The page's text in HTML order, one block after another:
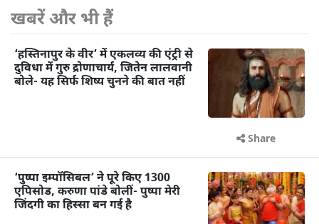
खबरें और भी हैं
‘हस्तिनापुर के वीर’ में एकलव्य की एंट्री से
दुविधा में गुरु द्रोणाचार्य, जितेन लालवानी
बोले- यह सिर्फ शिष्य चुनने की बात नहीं
Share
‘पुष्पा इम्पॉसिबल’ ने पूरे किए 1300
एपिसोड, करुणा पांडे बोलीं- पुष्पा मेरी
जिंदगी का हिस्सा बन गई है